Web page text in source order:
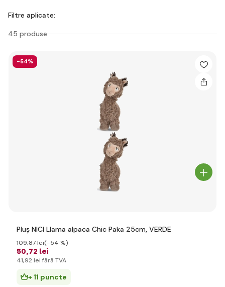
Filtre aplicate:
45 produse
-54%
Pluș NICI Llama alpaca Chic Paka 25cm, VERDE
50,72 lei
109,87 lei(-54 %)
41,92 lei fără TVA
+ 11 puncte